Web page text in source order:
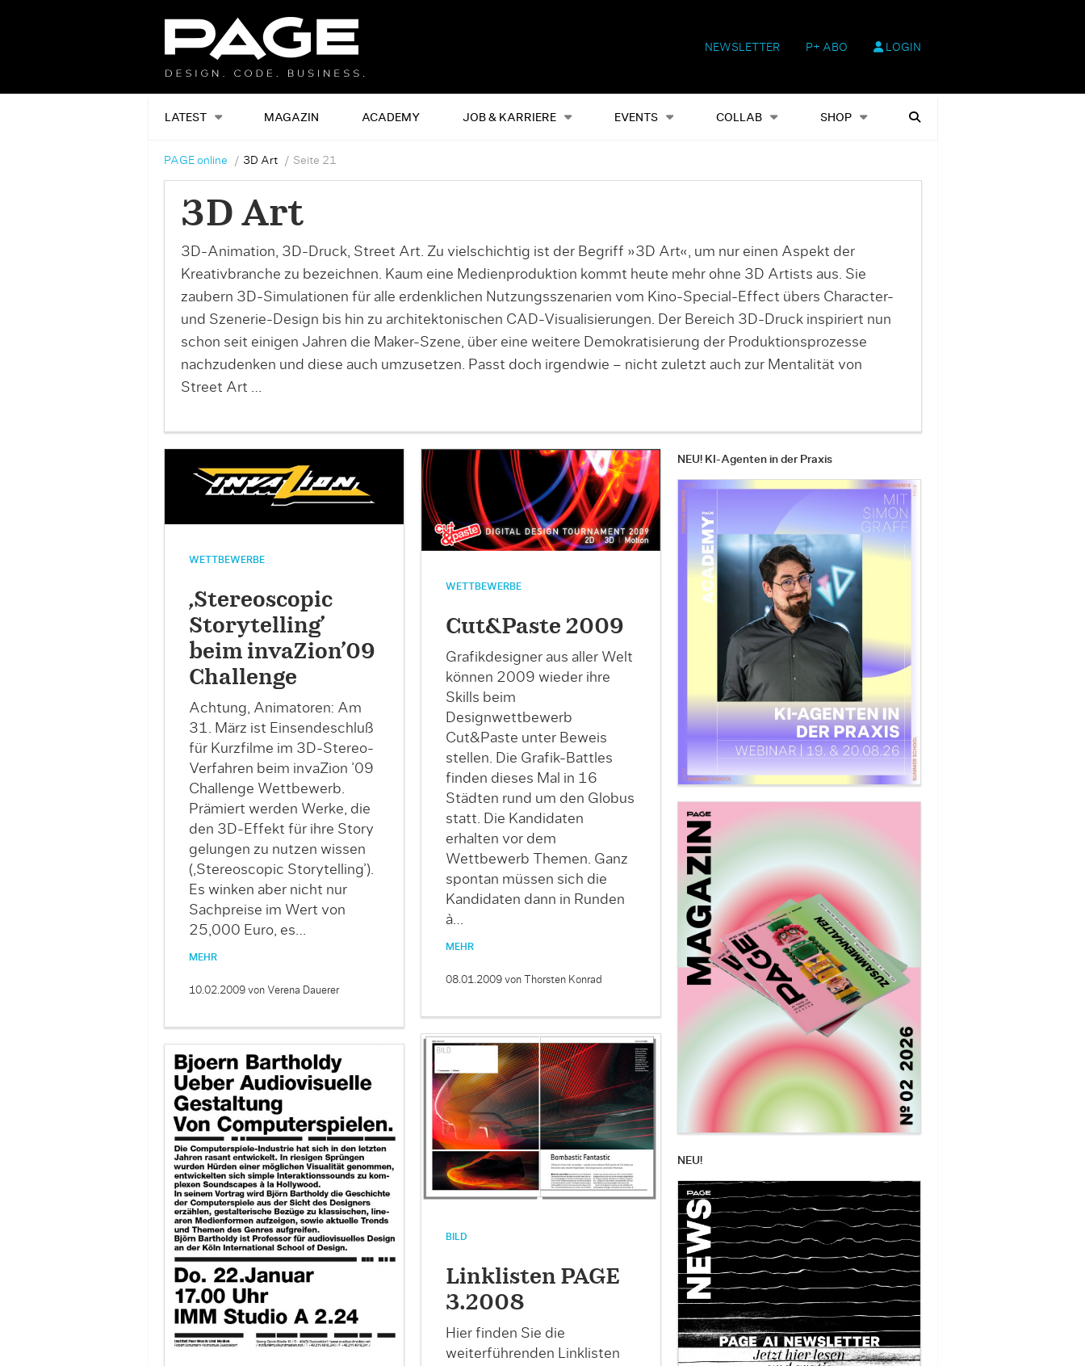
NEWSLETTER P+ ABO LOGIN
LATEST MAGAZIN ACADEMY JOB & KARRIERE EVENTS COLLAB SHOP
Alles Events Shop Heftausgaben Suchen
PAGE online 3D Art Seite 21
3D Art
3D-Animation, 3D-Druck, Street Art. Zu vielschichtig ist der Begriff »3D Art«, um nur einen Aspekt der
Kreativbranche zu bezeichnen. Kaum eine Medienproduktion kommt heute mehr ohne 3D Artists aus. Sie
zaubern 3D-Simulationen für alle erdenklichen Nutzungsszenarien vom Kino-Special-Effect übers Character-
und Szenerie-Design bis hin zu architektonischen CAD-Visualisierungen. Der Bereich 3D-Druck inspiriert nun
schon seit einigen Jahren die Maker-Szene, über eine weitere Demokratisierung der Produktionsprozesse
nachzudenken und diese auch umzusetzen. Passt doch irgendwie – nicht zuletzt auch zur Mentalität von
Street Art …
WETTBEWERBE
‚Stereoscopic
Storytelling’
beim invaZion’09
Challenge
Achtung, Animatoren: Am
31. März ist Einsendeschluß
für Kurzfilme im 3D-Stereo-
Verfahren beim invaZion ’09
Challenge Wettbewerb.
Prämiert werden Werke, die
den 3D-Effekt für ihre Story
gelungen zu nutzen wissen
(‚Stereoscopic Storytelling’).
Es winken aber nicht nur
Sachpreise im Wert von
25,000 Euro, es…
MEHR
10.02.2009 von Verena Dauerer
WETTBEWERBE
Cut&Paste 2009
Grafikdesigner aus aller Welt
können 2009 wieder ihre
Skills beim
Designwettbewerb
Cut&Paste unter Beweis
stellen. Die Grafik-Battles
finden dieses Mal in 16
Städten rund um den Globus
statt. Die Kandidaten
erhalten vor dem
Wettbewerb Themen. Ganz
spontan müssen sich die
Kandidaten dann in Runden
à…
MEHR
08.01.2009 von Thorsten Konrad
BILD
Linklisten PAGE
3.2008
Hier finden Sie die
weiterführenden Linklisten
NEU! KI-Agenten in der Praxis
NEU!